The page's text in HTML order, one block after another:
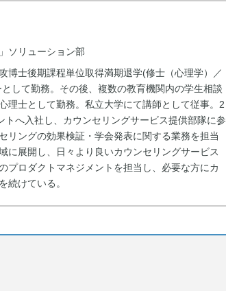
ソリューション部
士後期課程単位取得満期退学(修士（心理学）／
して勤務。その後、複数の教育機関内の学生相談
理士として勤務。私立大学にて講師として従事。2
へ入社し、カウンセリングサービス提供部隊に参
リングの効果検証・学会発表に関する業務を担当
に展開し、日々より良いカウンセリングサービス
プロダクトマネジメントを担当し、必要な方にカ
続けている。